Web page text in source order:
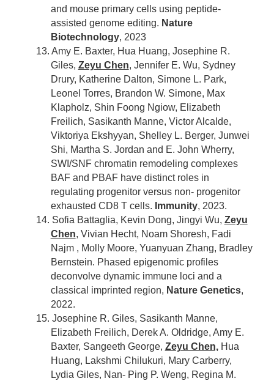
and mouse primary cells using peptide-
assisted genome editing. Nature
Biotechnology, 2023
13. Amy E. Baxter, Hua Huang, Josephine R.
Giles, Zeyu Chen, Jennifer E. Wu, Sydney
Drury, Katherine Dalton, Simone L. Park,
Leonel Torres, Brandon W. Simone, Max
Klapholz, Shin Foong Ngiow, Elizabeth
Freilich, Sasikanth Manne, Victor Alcalde,
Viktoriya Ekshyyan, Shelley L. Berger, Junwei
Shi, Martha S. Jordan and E. John Wherry,
SWI/SNF chromatin remodeling complexes
BAF and PBAF have distinct roles in
regulating progenitor versus non- progenitor
exhausted CD8 T cells. Immunity, 2023.
14. Sofia Battaglia, Kevin Dong, Jingyi Wu, Zeyu
Chen, Vivian Hecht, Noam Shoresh, Fadi
Najm , Molly Moore, Yuanyuan Zhang, Bradley
Bernstein. Phased epigenomic profiles
deconvolve dynamic immune loci and a
classical imprinted region, Nature Genetics,
2022.
15. Josephine R. Giles, Sasikanth Manne,
Elizabeth Freilich, Derek A. Oldridge, Amy E.
Baxter, Sangeeth George, Zeyu Chen,Hua
Huang, Lakshmi Chilukuri, Mary Carberry,
Lydia Giles, Nan- Ping P. Weng, Regina M.